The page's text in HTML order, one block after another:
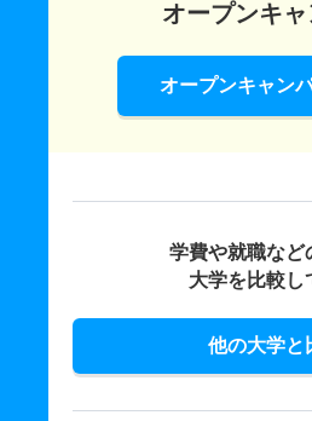
オープンキャ
オープンキャン
学費や就職など
大学を比較し
他の大学と